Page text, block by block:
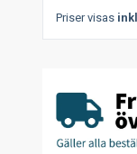
Priser visas